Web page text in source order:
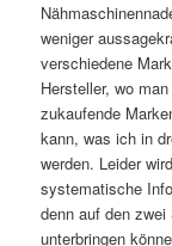
weniger
verschiedene
Hersteller, wo
zukaufende
kann, was ich in
werden. Leider
systematische
denn auf den
unterbringen